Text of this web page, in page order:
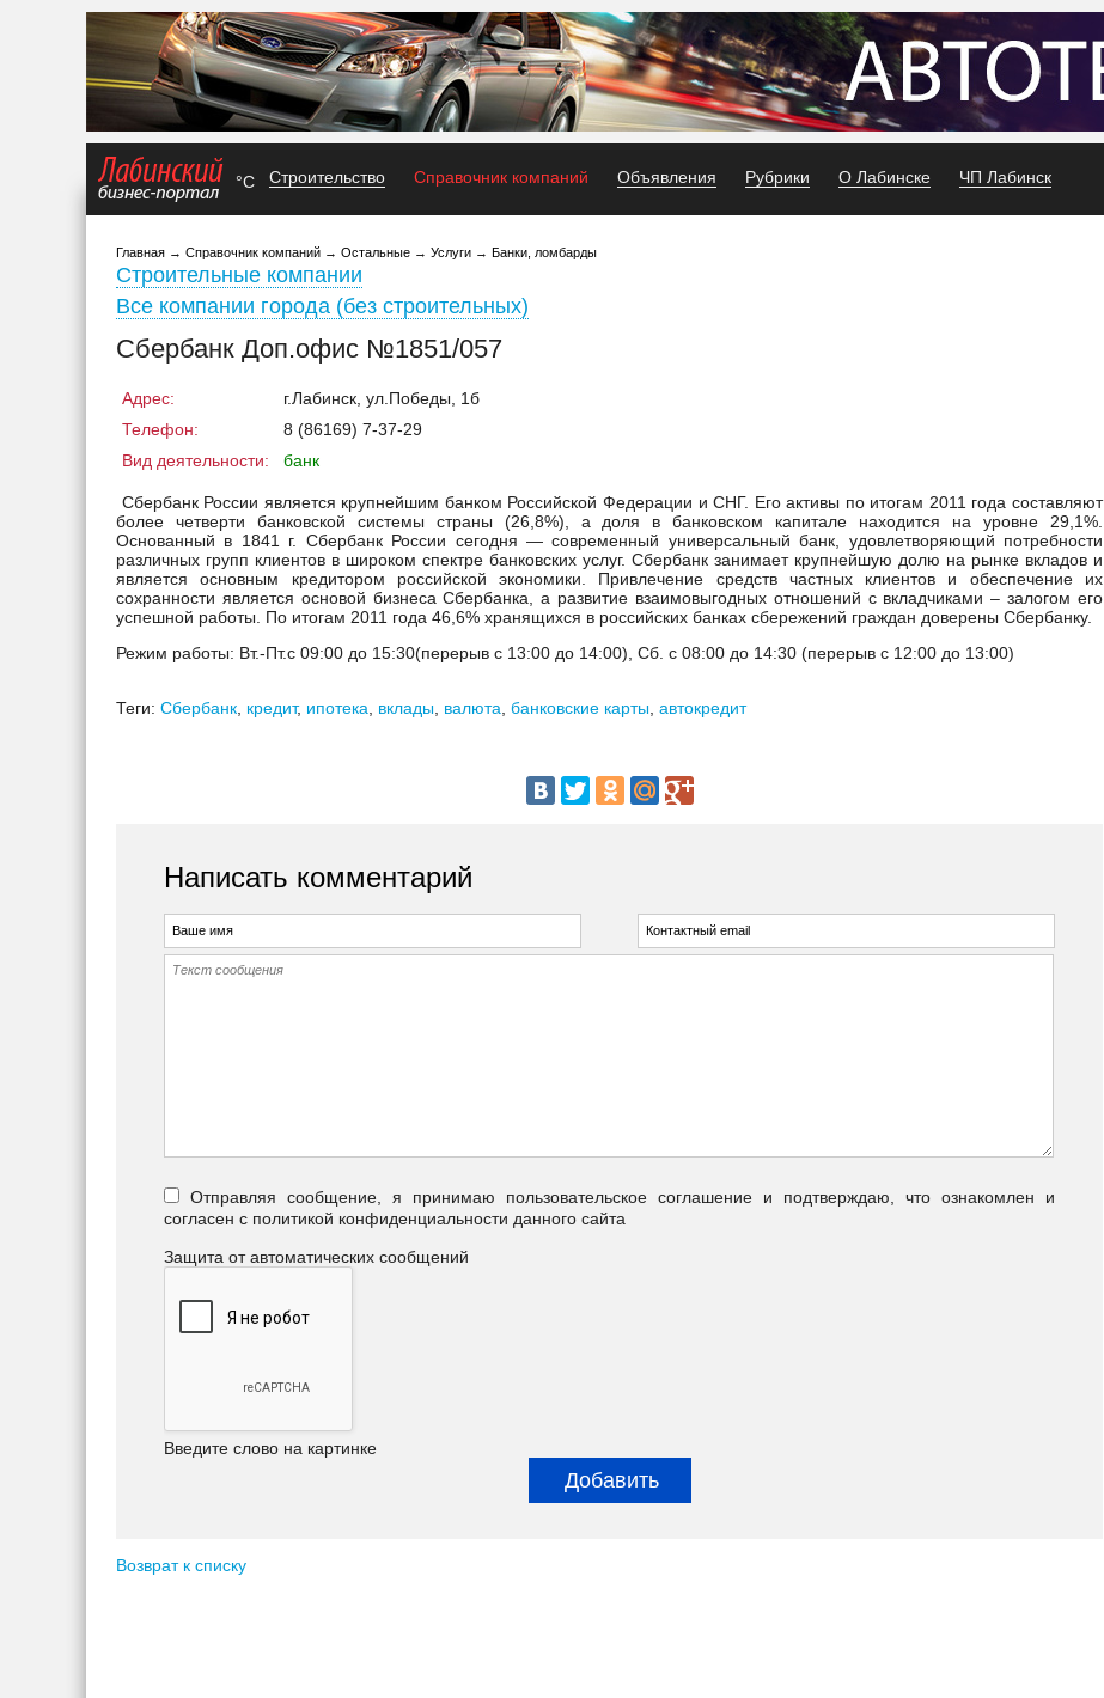
°C Строительство Справочник компаний Объявления Рубрики О Лабинске ЧП Лабинск
Главная → Справочник компаний → Остальные → Услуги → Банки, ломбарды
Строительные компании
Все компании города (без строительных)
Сбербанк Доп.офис №1851/057
Адрес:
г.Лабинск, ул.Победы, 1б
Телефон:
8 (86169) 7-37-29
Вид деятельности:
банк
Сбербанк России является крупнейшим банком Российской Федерации и СНГ. Его активы по итогам 2011 года составляют
более четверти банковской системы страны (26,8%), а доля в банковском капитале находится на уровне 29,1%.
Основанный в 1841 г. Сбербанк России сегодня — современный универсальный банк, удовлетворяющий потребности
различных групп клиентов в широком спектре банковских услуг. Сбербанк занимает крупнейшую долю на рынке вкладов и
является основным кредитором российской экономики. Привлечение средств частных клиентов и обеспечение их
сохранности является основой бизнеса Сбербанка, а развитие взаимовыгодных отношений с вкладчиками – залогом его
успешной работы. По итогам 2011 года 46,6% хранящихся в российских банках сбережений граждан доверены Сбербанку.
Режим работы: Вт.-Пт.с 09:00 до 15:30(перерыв с 13:00 до 14:00), Сб. с 08:00 до 14:30 (перерыв с 12:00 до 13:00)
Теги: Сбербанк кредит, ипотека вклады валюта банковские карты автокредит
Написать комментарий
Отправляя сообщение, я принимаю пользовательское соглашение и подтверждаю, что ознакомлен и
согласен с политикой конфиденциальности данного сайта
Защита от автоматических сообщений
Введите слово на картинке
Возврат к списку